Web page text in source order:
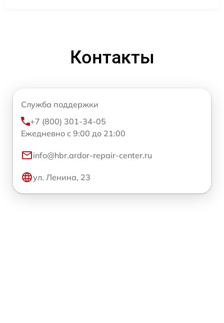
Контакты
Служба поддержки
+7 (800) 301-34-05
Ежедневно с 9:00 до 21:00
info@hbr.ardor-repair-center.ru
ул. Ленина, 23